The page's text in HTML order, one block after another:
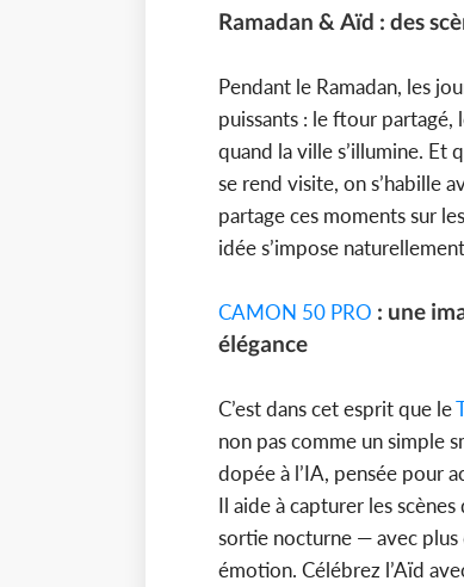
Ramadan & Aïd : des
Pendant le Ramadan, les
puissants : le ftour partagé,
quand la ville s’illumine. Et
se rend visite, on s’habille
partage ces moments sur
idée s’impose
CAMON 50 PRO : une
élégance
C’est dans cet esprit que le
non pas comme un simple
dopée à l’IA, pensée pour
Il aide à capturer les
sortie nocturne — avec plus
émotion. Célébrez l’Aïd